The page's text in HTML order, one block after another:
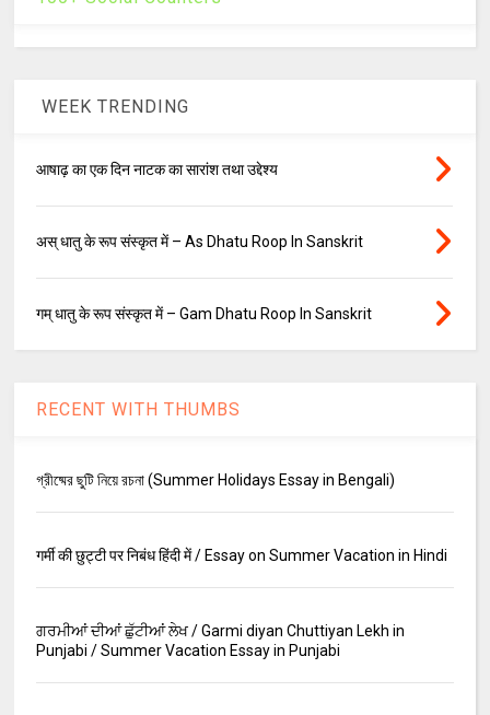
WEEK TRENDING
आषाढ़ का एक दिन नाटक का सारांश तथा उद्देश्य
अस् धातु के रूप संस्कृत में – As Dhatu Roop In Sanskrit
गम् धातु के रूप संस्कृत में – Gam Dhatu Roop In Sanskrit
RECENT WITH THUMBS
গ্রীষ্মের ছুটি নিয়ে রচনা (Summer Holidays Essay in Bengali)
गर्मी की छुट्टी पर निबंध हिंदी में / Essay on Summer Vacation in Hindi
ਗਰਮੀਆਂ ਦੀਆਂ ਛੁੱਟੀਆਂ ਲੇਖ / Garmi diyan Chuttiyan Lekh in
Punjabi / Summer Vacation Essay in Punjabi